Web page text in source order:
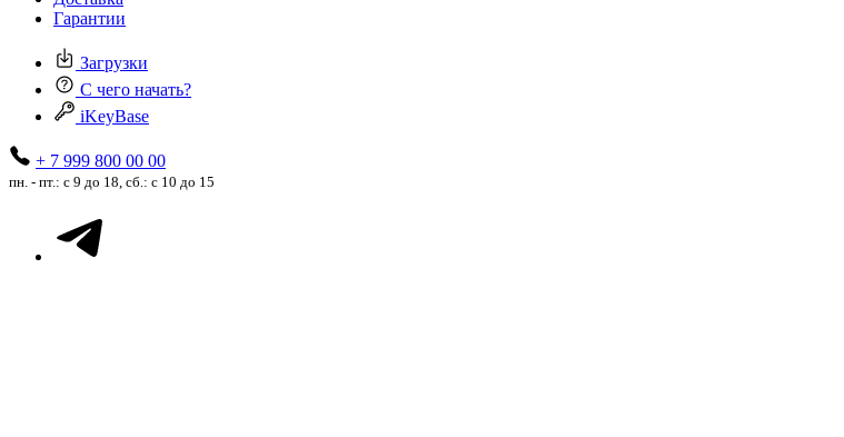
Гарантии
Загрузки
С чего начать?
iKeyBase
+ 7 999 800 00 00
пн. - пт.: с 9 до 18, сб.: с 10 до 15